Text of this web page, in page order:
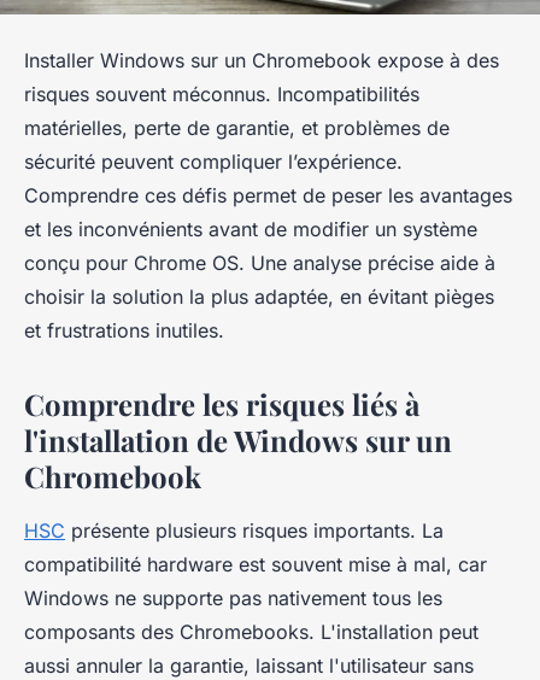
Installer Windows sur un Chromebook expose à des
risques souvent méconnus. Incompatibilités
matérielles, perte de garantie, et problèmes de
sécurité peuvent compliquer l’expérience.
Comprendre ces défis permet de peser les avantages
et les inconvénients avant de modifier un système
conçu pour Chrome OS. Une analyse précise aide à
choisir la solution la plus adaptée, en évitant pièges
et frustrations inutiles.
Comprendre les risques liés à
l'installation de Windows sur un
Chromebook
HSC présente plusieurs risques importants. La
compatibilité hardware est souvent mise à mal, car
Windows ne supporte pas nativement tous les
composants des Chromebooks. L'installation peut
aussi annuler la garantie, laissant l'utilisateur sans